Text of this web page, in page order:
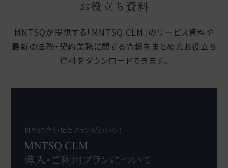
お役立ち資料
MNTSQが提供する「MNTSQ CLM」のサービス資料や
最新の法務・契約業務に関する情報をまとめたお役立ち
資料をダウンロードできます。